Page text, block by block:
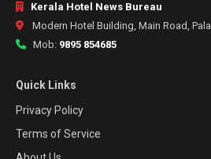
Kerala Hotel News Bureau
Modern Hotel Building, Main Road,
Mob: 9895 854685
Quick Links
Privacy Policy
Terms of Service